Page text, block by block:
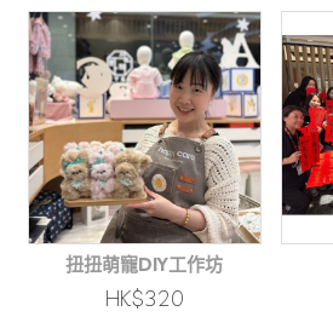
扭扭萌寵DIY工作坊
HK$320